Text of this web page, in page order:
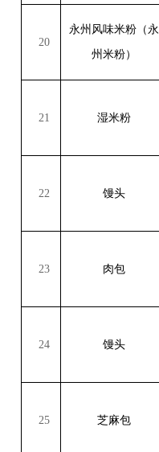
20
永州风味米粉（永
州米粉）
21 湿米粉
22 馒头
23 肉包
24 馒头
25 芝麻包